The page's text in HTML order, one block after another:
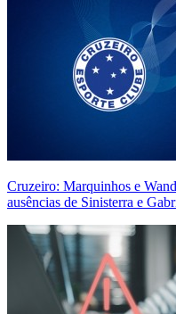
Cruzeiro: Marquinhos e
ausências de Sinisterra e